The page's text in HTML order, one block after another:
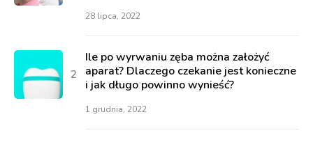
28 lipca, 2022
Ile po wyrwaniu zęba można założyć
aparat? Dlaczego czekanie jest konieczne
i jak długo powinno wynieść?
1 grudnia, 2022